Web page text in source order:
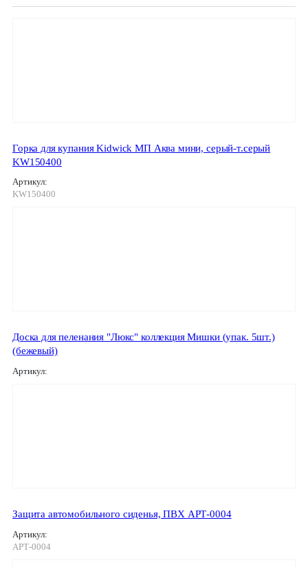
Горка для купания Kidwick МП Аква мини, серый-т.серый
KW150400
Артикул:
KW150400
Доска для пеленания "Люкс" коллекция Мишки (упак. 5шт.)
(бежевый)
Артикул:
Защита автомобильного сиденья, ПВХ АРТ-0004
Артикул:
АРТ-0004